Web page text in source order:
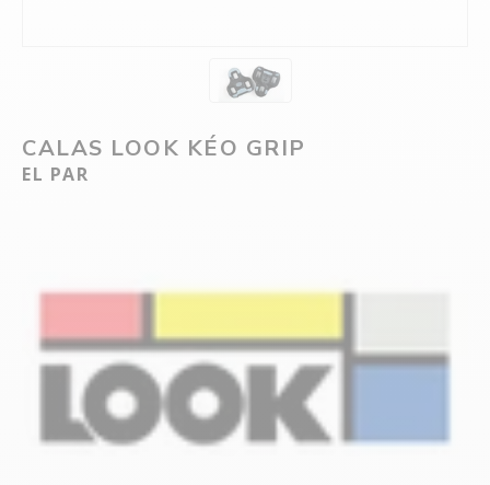
CALAS LOOK KÉO GRIP
EL PAR